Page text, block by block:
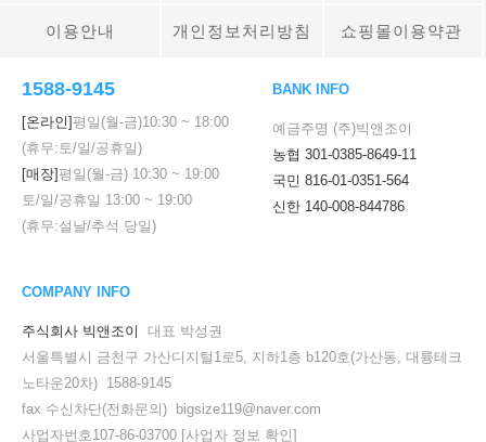
이용안내 개인정보처리방침 쇼핑몰이용약관
1588-9145
[온라인]평일(월-금)10:30 ~ 18:00
(휴무:토/일/공휴일)
[매장]평일(월-금) 10:30 ~ 19:00
토/일/공휴일 13:00 ~ 19:00
(휴무:설날/추석 당일)
BANK INFO
예금주명 (주)빅앤조이
농협 301-0385-8649-11
국민 816-01-0351-564
신한 140-008-844786
COMPANY INFO
주식회사 빅앤조이
대표 박성권
서울특별시 금천구 가산디지털1로5, 지하1층 b120호(가산동, 대륭테크
노타운20차) 1588-9145
fax 수신차단(전화문의) bigsize119@naver.com
사업자번호107-86-03700 [사업자 정보 확인]